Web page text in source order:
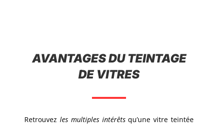
AVANTAGES DU TEINTAGE
DE VITRES
Retrouvez les multiples intérêtsqu’une vitre teintée